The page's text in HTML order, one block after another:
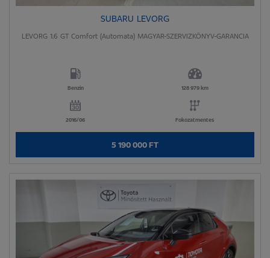
SUBARU LEVORG
LEVORG 1.6 GT Comfort (Automata) MAGYAR-SZERVIZKÖNYV-GARANCIA
Benzin 128 979 km
2016/06 Fokozatmentes
5 190 000 FT